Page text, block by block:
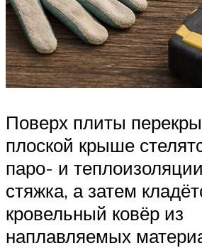
Поверх плиты
плоской крыше
паро- и
стяжка, а затем
кровельный ковёр из
наплавляемых